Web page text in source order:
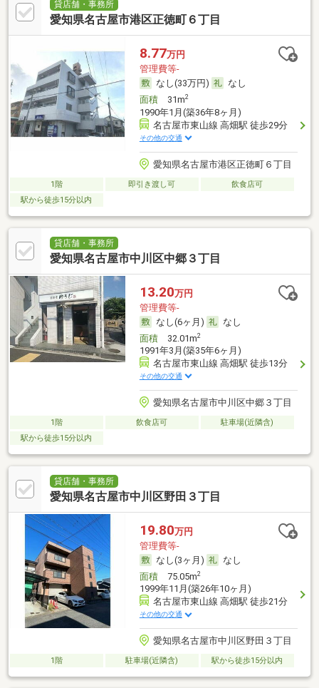
貸店舗・事務所
愛知県名古屋市港区正徳町６丁目
8.77万円
管理費等-
なし(33万円)
なし
面積31m2
1990年1月(築36年8ヶ月)
名古屋市東山線 高畑駅 徒歩29分
その他の交通
愛知県名古屋市港区正徳町６丁目
1階 即引き渡し可
飲食店可
駅から徒歩15分以内
貸店舗・事務所
愛知県名古屋市中川区中郷３丁目
13.20万円
管理費等-
なし(6ヶ月)
なし
面積32.01m2
1991年3月(築35年6ヶ月)
名古屋市東山線 高畑駅 徒歩13分
その他の交通
愛知県名古屋市中川区中郷３丁目
1階 飲食店可
駐車場(近隣含)
駅から徒歩15分以内
貸店舗・事務所
愛知県名古屋市中川区野田３丁目
19.80万円
管理費等-
なし(3ヶ月)
なし
面積75.05m2
1999年11月(築26年10ヶ月)
名古屋市東山線 高畑駅 徒歩21分
その他の交通
愛知県名古屋市中川区野田３丁目
1階 駐車場(近隣含) 駅から徒歩15分以内